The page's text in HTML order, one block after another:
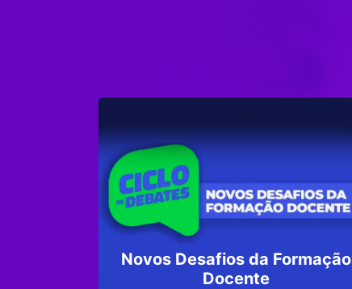
Novos Desafios da Formação
Docente